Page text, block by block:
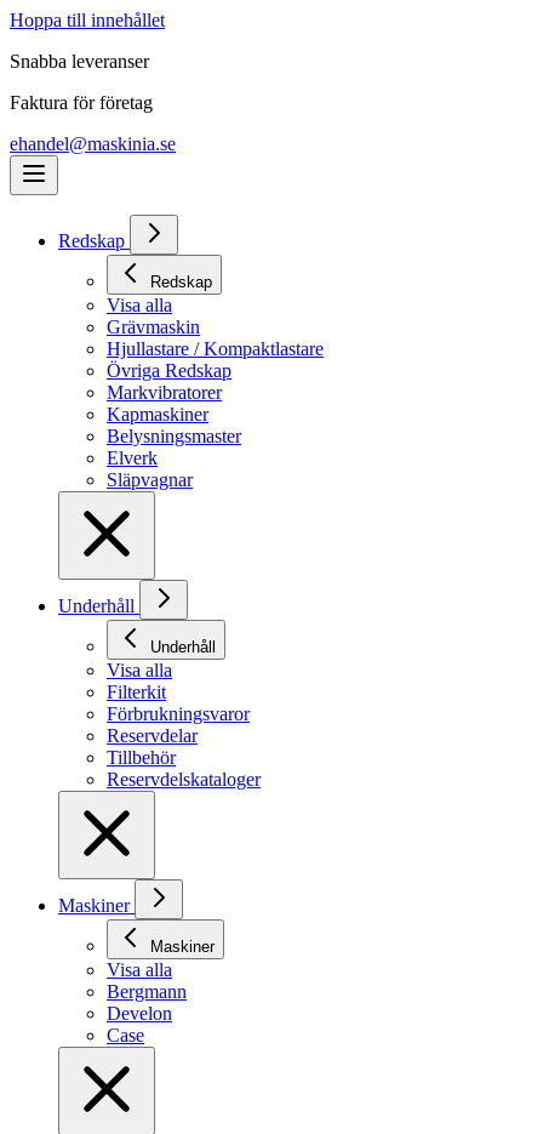
Hoppa till innehållet
Snabba leveranser
Faktura för företag
ehandel@maskinia.se
Redskap
Redskap
Visa alla
Grävmaskin
Hjullastare / Kompaktlastare
Övriga Redskap
Markvibratorer
Kapmaskiner
Belysningsmaster
Elverk
Släpvagnar
Underhåll
Underhåll
Visa alla
Filterkit
Förbrukningsvaror
Reservdelar
Tillbehör
Reservdelskataloger
Maskiner
Maskiner
Visa alla
Bergmann
Develon
Case